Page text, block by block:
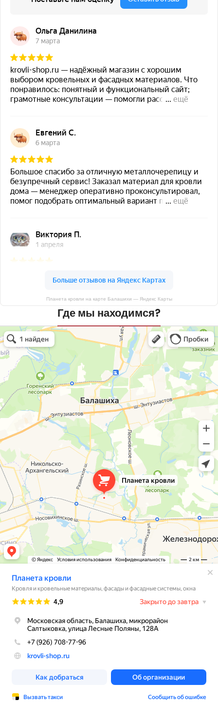
Планета кровли на карте Балашихи — Яндекс Карты
Где мы находимся?
Планета кровли
Кровля и кровельные материалы в Балашихе
Окна в Балашихе